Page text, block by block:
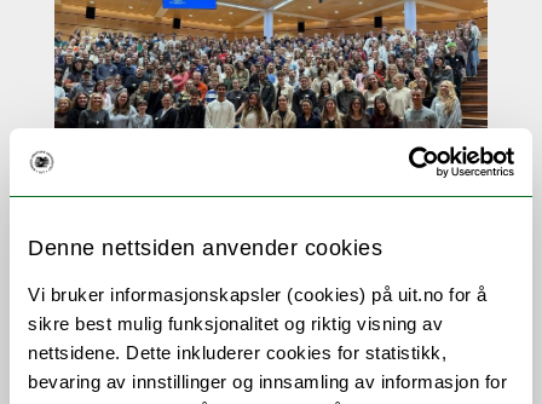
Denne nettsiden anvender cookies
Vi bruker informasjonskapsler (cookies) på uit.no for å
sikre best mulig funksjonalitet og riktig visning av
nettsidene. Dette inkluderer cookies for statistikk,
bevaring av innstillinger og innsamling av informasjon for
– Ser på Nord-Noreg som
moglegheitenes land
Stadig fleire utanlandske studentar har søkt
seg til UiT dei siste åra. Ifølgje prorektor for